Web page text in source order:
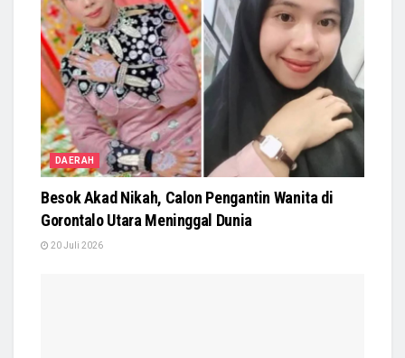
DAERAH
Besok Akad Nikah, Calon Pengantin Wanita di
Gorontalo Utara Meninggal Dunia
20 Juli 2026